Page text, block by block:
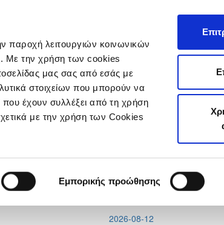
παροχή λειτουργιών κοινωνικών
Με την χρήση των cookies
μας σας από εσάς με
στοιχείων που μπορούν να
έχουν συλλέξει από τη χρήση
με την χρήση των Cookies
Εμπορικής προώθησης
A - Προσεχή
Conference League
2026-08-12